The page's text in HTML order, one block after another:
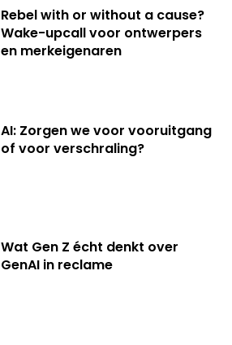
Rebel with or without a cause?
Wake-upcall voor ontwerpers
en merkeigenaren
AI: Zorgen we voor vooruitgang
of voor verschraling?
Wat Gen Z écht denkt over
GenAI in reclame